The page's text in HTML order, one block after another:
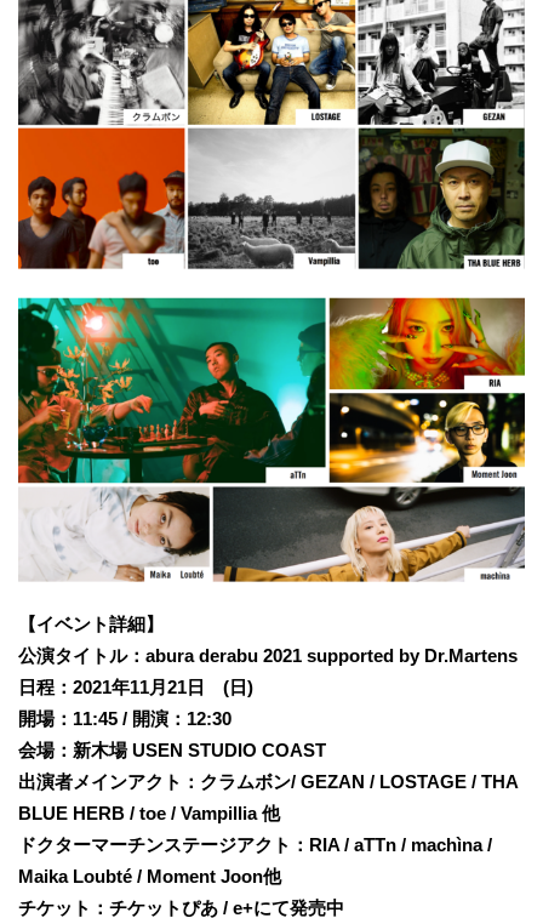
【イベント詳細】
公演タイトル：abura derabu 2021 supported by Dr.Martens
日程：2021年11月21日 (日)
開場：11:45 / 開演：12:30
会場：新木場 USEN STUDIO COAST
出演者メインアクト：クラムボン/ GEZAN / LOSTAGE / THA
BLUE HERB / toe / Vampillia 他
ドクターマーチンステージアクト：RIA / aTTn / machìna /
Maika Loubté / Moment Joon他
チケット：チケットぴあ / e+にて発売中